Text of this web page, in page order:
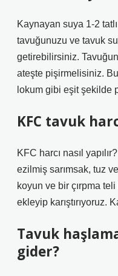
Kaynayan suya 1-2
tavuğunuzu ve tavuk
getirebilirsiniz.
ateşte pişirmelisiniz.
lokum gibi eşit şekilde
KFC tavuk
KFC harcı nasıl
ezilmiş sarımsak, tuz
koyun ve bir çırpma teli
ekleyip karıştırıyoruz.
Tavuk
gider?